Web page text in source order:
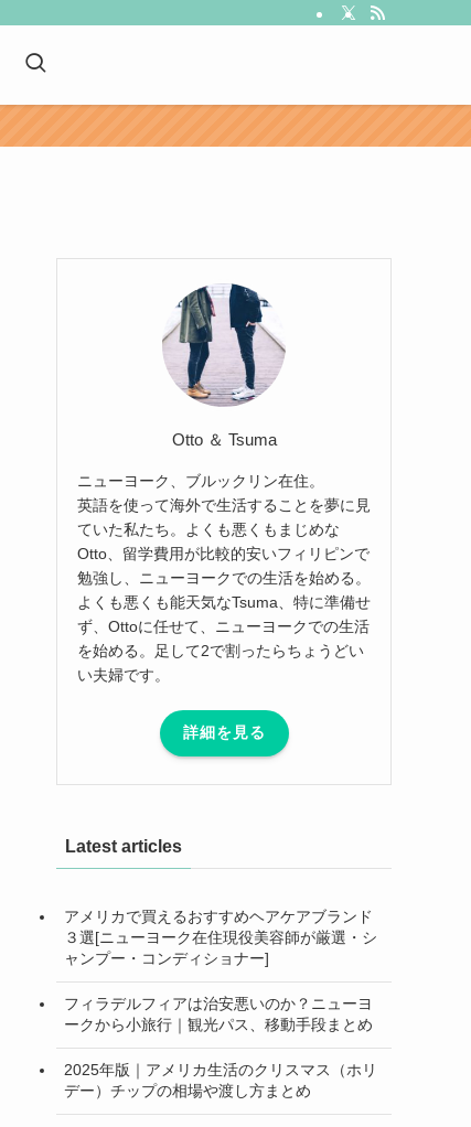
Otto ＆ Tsuma
ニューヨーク、ブルックリン在住。
英語を使って海外で生活することを夢に見
ていた私たち。よくも悪くもまじめな
Otto、留学費用が比較的安いフィリピンで
勉強し、ニューヨークでの生活を始める。
よくも悪くも能天気なTsuma、特に準備せ
ず、Ottoに任せて、ニューヨークでの生活
を始める。足して2で割ったらちょうどい
い夫婦です。
詳細を見る
Latest articles
アメリカで買えるおすすめヘアケアブランド
３選[ニューヨーク在住現役美容師が厳選・シ
ャンプー・コンディショナー]
フィラデルフィアは治安悪いのか？ニューヨ
ークから小旅行｜観光パス、移動手段まとめ
2025年版｜アメリカ生活のクリスマス（ホリ
デー）チップの相場や渡し方まとめ